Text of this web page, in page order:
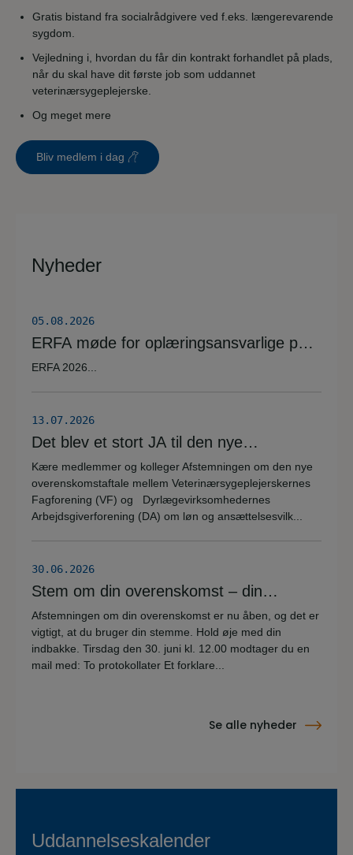
Gratis bistand fra socialrådgivere ved f.eks. længerevarende
sygdom.
Vejledning i, hvordan du får din kontrakt forhandlet på plads,
når du skal have dit første job som uddannet
veterinærsygeplejerske.
Og meget mere
Bliv medlem i dag
Nyheder
05.08.2026
ERFA møde for oplæringsansvarlige på
veterinærsygeplejerske uddannelsen
ERFA 2026...
13.07.2026
Det blev et stort JA til den nye
overenskomstaftale
Kære medlemmer og kolleger Afstemningen om den nye
overenskomstaftale mellem Veterinærsygeplejerskernes
Fagforening (VF) og Dyrlægevirksomhedernes
Arbejdsgiverforening (DA) om løn og ansættelsesvilk...
30.06.2026
Stem om din overenskomst – din
stemme er vigtig!
Afstemningen om din overenskomst er nu åben, og det er
vigtigt, at du bruger din stemme. Hold øje med din
indbakke. Tirsdag den 30. juni kl. 12.00 modtager du en
mail med: To protokollater Et forklare...
Se alle nyheder
Uddannelseskalender